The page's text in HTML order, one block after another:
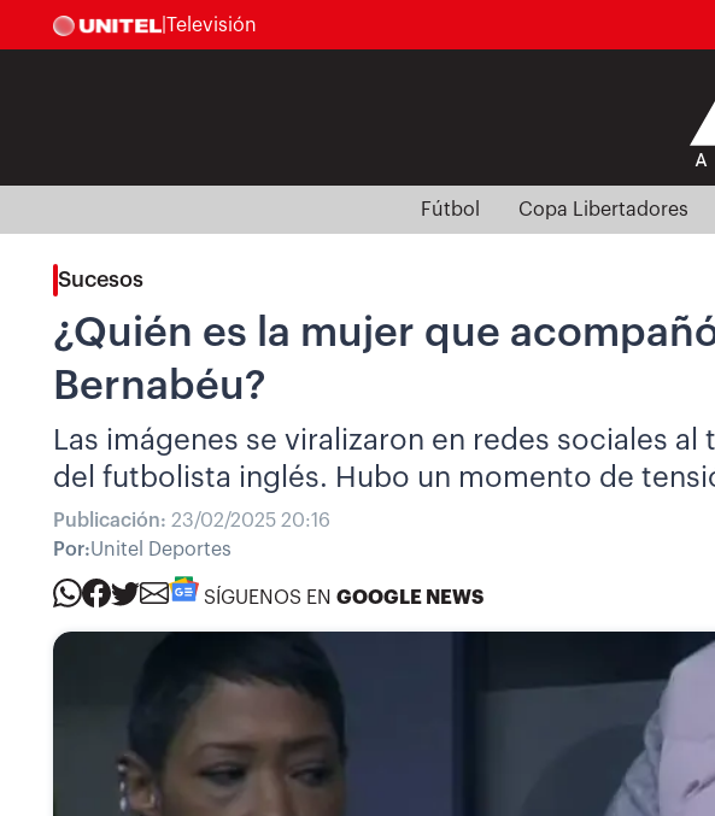
Televisión
Fútbol Copa Libertadores
Sucesos
¿Quién es la mujer que
Bernabéu?
Las imágenes se viralizaron en redes sociales
del futbolista inglés. Hubo un momento de
Publicación: 23/02/2025 20:16
Por:Unitel Deportes
SÍGUENOS EN GOOGLE NEWS